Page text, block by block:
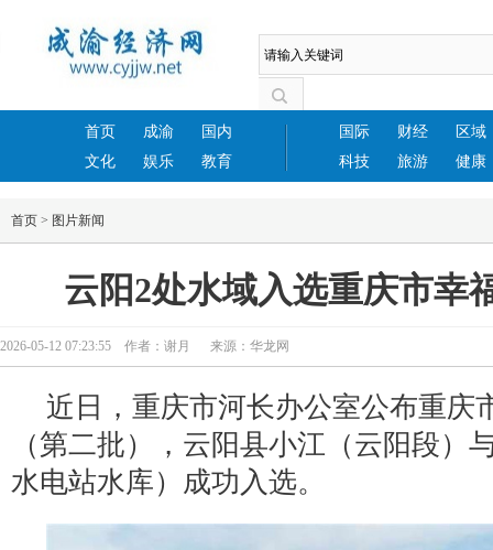
首页 成渝
国内
文化
娱乐 教育
国际 财经
区域
科技
旅游 健康
首页 > 图片新闻
云阳2处水域入选重庆市幸
2026-05-12 07:23:55 作者：谢月 来源：华龙网
近日，重庆市河长办公室公布重庆
（第二批），云阳县小江（云阳段）
水电站水库）成功入选。